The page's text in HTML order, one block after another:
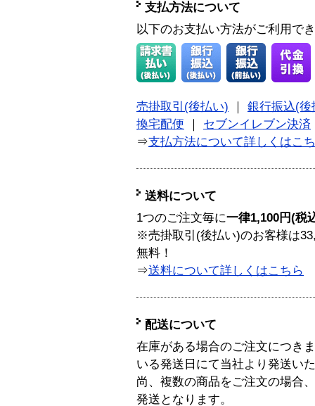
支払方法について
以下のお支払い方法がご利用で
売掛取引(後払い)
銀行振込(後
換宅配便
セブンイレブン決済
⇒支払方法について詳しくはこ
送料について
1つのご注文毎に一律1,100円(税
※売掛取引(後払い)のお客様は
無料！
⇒送料について詳しくはこちら
配送について
在庫がある場合のご注文につき
いる発送日にて当社より発送い
尚、複数の商品をご注文の場合
発送となります。